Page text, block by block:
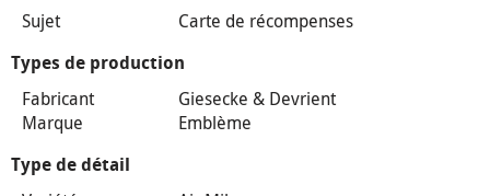
Sujet Carte de récompenses
Types de production
Fabricant
Giesecke & Devrient
Marque
Emblème
Type de détail